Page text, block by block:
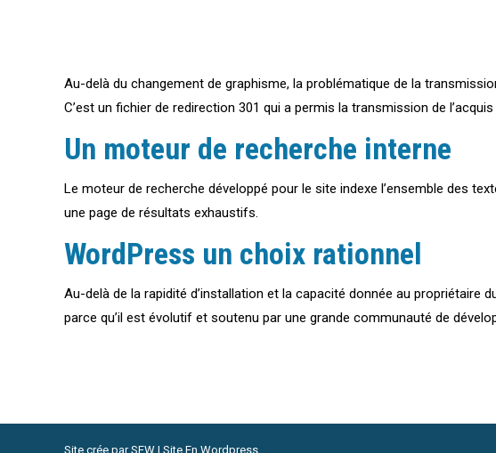
Au-delà du changement de graphisme, la problématique de la
C’est un fichier de redirection 301 qui a permis la transmission de
Un moteur de recherche interne
Le moteur de recherche développé pour le site indexe l’ensemble des
une page de résultats exhaustifs.
WordPress un choix rationnel
Au-delà de la rapidité d’installation et la capacité donnée au propriétaire
parce qu’il est évolutif et soutenu par une grande communauté de
Site crée parSEW | Site En Wordpress